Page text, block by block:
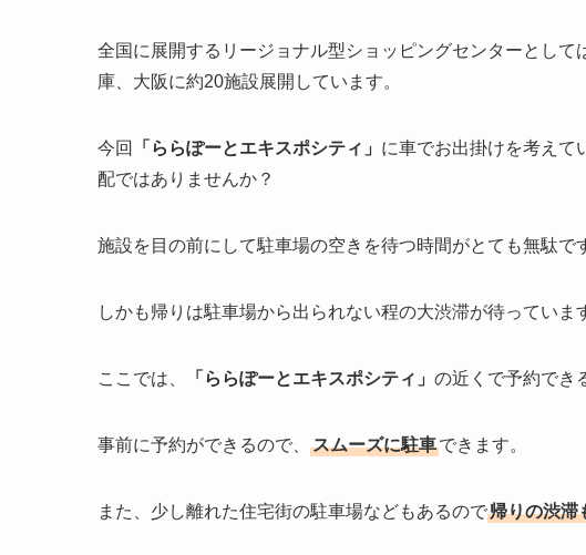
全国に展開するリージョナル型ショッピングセンターとし
庫、大阪に約20施設展開しています。
今回 「ららぽーとエキスポシティ」 に車でお出掛けを考えて
配ではありませんか？
施設を目の前にして駐車場の空きを待つ時間がとても無駄で
しかも帰りは駐車場から出られない程の大渋滞が待っていま
ここでは、 「 ららぽーとエキスポシティ 」 の近くで予約でき
事前に予約ができるので、 スムーズに駐車できます。
また、少し離れた住宅街の駐車場などもあるので帰りの渋滞